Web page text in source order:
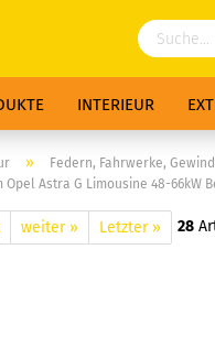
INTERIEUR
» Federn, Fahrwerke,
Astra G Limousine 48-66kW
weiter » Letzter » 28